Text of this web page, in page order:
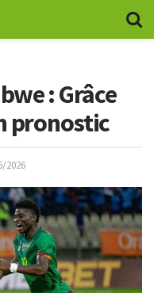
: Grâce
pronostic
2026